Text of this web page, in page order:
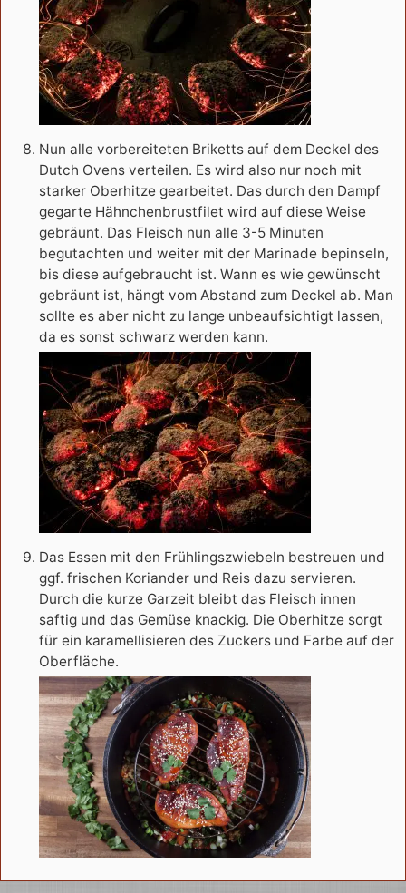
Nun alle vorbereiteten Briketts auf dem Deckel des
Dutch Ovens verteilen. Es wird also nur noch mit
starker Oberhitze gearbeitet. Das durch den Dampf
gegarte Hähnchenbrustfilet wird auf diese Weise
gebräunt. Das Fleisch nun alle 3-5 Minuten
begutachten und weiter mit der Marinade bepinseln,
bis diese aufgebraucht ist. Wann es wie gewünscht
gebräunt ist, hängt vom Abstand zum Deckel ab. Man
sollte es aber nicht zu lange unbeaufsichtigt lassen,
da es sonst schwarz werden kann.
Das Essen mit den Frühlingszwiebeln bestreuen und
ggf. frischen Koriander und Reis dazu servieren.
Durch die kurze Garzeit bleibt das Fleisch innen
saftig und das Gemüse knackig. Die Oberhitze sorgt
für ein karamellisieren des Zuckers und Farbe auf der
Oberfläche.